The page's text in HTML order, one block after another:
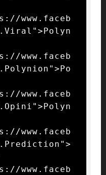
www.faceb
www.faceb
www.faceb
www.faceb
www.faceb